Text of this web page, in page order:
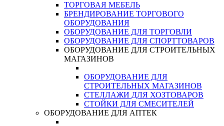
ТОРГОВАЯ МЕБЕЛЬ
БРЕНДИРОВАНИЕ ТОРГОВОГО
ОБОРУДОВАНИЯ
ОБОРУДОВАНИЕ ДЛЯ ТОРГОВЛИ
ОБОРУДОВАНИЕ ДЛЯ СПОРТТОВАРОВ
ОБОРУДОВАНИЕ ДЛЯ СТРОИТЕЛЬНЫХ
МАГАЗИНОВ
ОБОРУДОВАНИЕ ДЛЯ
СТРОИТЕЛЬНЫХ МАГАЗИНОВ
СТЕЛЛАЖИ ДЛЯ ХОЗТОВАРОВ
СТОЙКИ ДЛЯ СМЕСИТЕЛЕЙ
ОБОРУДОВАНИЕ ДЛЯ АПТЕК